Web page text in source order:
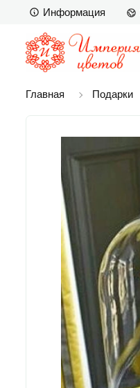
Информация
Главная Подарки